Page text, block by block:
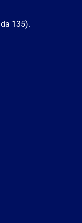
135).